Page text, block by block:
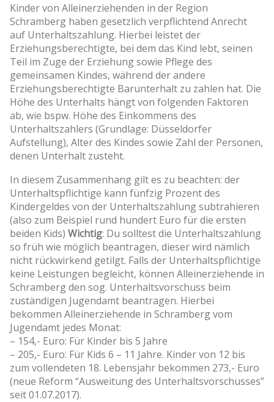
Kinder von Alleinerziehenden in der Region
Schramberg haben gesetzlich verpflichtend Anrecht
auf Unterhaltszahlung. Hierbei leistet der
Erziehungsberechtigte, bei dem das Kind lebt, seinen
Teil im Zuge der Erziehung sowie Pflege des
gemeinsamen Kindes, während der andere
Erziehungsberechtigte Barunterhalt zu zahlen hat. Die
Höhe des Unterhalts hängt von folgenden Faktoren
ab, wie bspw. Höhe des Einkommens des
Unterhaltszahlers (Grundlage: Düsseldorfer
Aufstellung), Alter des Kindes sowie Zahl der Personen,
denen Unterhalt zusteht.
In diesem Zusammenhang gilt es zu beachten: der
Unterhaltspflichtige kann fünfzig Prozent des
Kindergeldes von der Unterhaltszahlung subtrahieren
(also zum Beispiel rund hundert Euro für die ersten
beiden Kids) Wichtig: Du solltest die Unterhaltszahlung
so früh wie möglich beantragen, dieser wird nämlich
nicht rückwirkend getilgt. Falls der Unterhaltspflichtige
keine Leistungen begleicht, können Alleinerziehende in
Schramberg den sog. Unterhaltsvorschuss beim
zuständigen Jugendamt beantragen. Hierbei
bekommen Alleinerziehende in Schramberg vom
Jugendamt jedes Monat:
– 154,- Euro: Für Kinder bis 5 Jahre
– 205,- Euro: Für Kids 6 – 11 Jahre. Kinder von 12 bis
zum vollendeten 18. Lebensjahr bekommen 273,- Euro
(neue Reform “Ausweitung des Unterhaltsvorschusses”
seit 01.07.2017).